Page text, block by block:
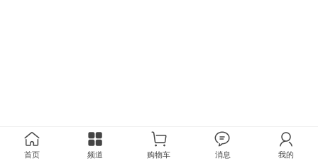
首页 频道 购物车 消息 我的